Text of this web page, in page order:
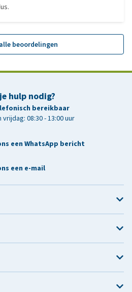
beoordelingen
hulp nodig?
bereikbaar
08:30 - 13:00 uur
een WhatsApp bericht
een e-mail